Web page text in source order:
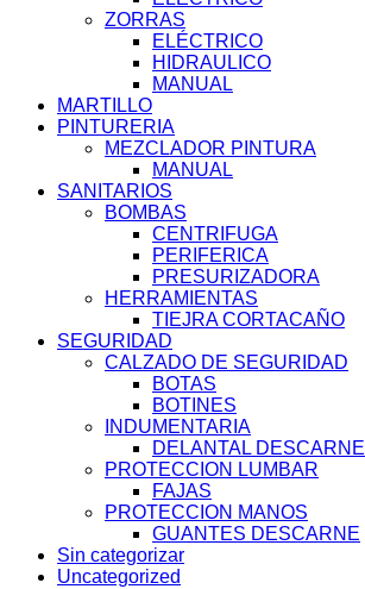
ZORRAS
ELÉCTRICO
HIDRAULICO
MANUAL
MARTILLO
PINTURERIA
MEZCLADOR PINTURA
MANUAL
SANITARIOS
BOMBAS
CENTRIFUGA
PERIFERICA
PRESURIZADORA
HERRAMIENTAS
TIEJRA CORTACAÑO
SEGURIDAD
CALZADO DE SEGURIDAD
BOTAS
BOTINES
INDUMENTARIA
DELANTAL DESCARNE
PROTECCION LUMBAR
FAJAS
PROTECCION MANOS
GUANTES DESCARNE
Sin categorizar
Uncategorized